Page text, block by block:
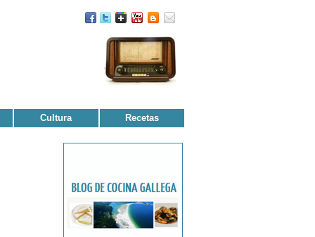
Cultura Recetas